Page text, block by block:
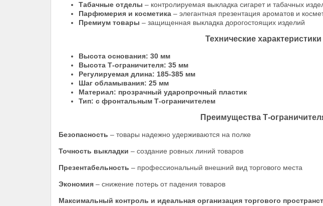
Табачные отделы – контролируемая выкладка сигарет и табачных
Парфюмерия и косметика – элегантная презентация ароматов и
Премиум товары – защищенная выкладка дорогостоящих изделий
Технические характеристики
Высота основания: 30 мм
Высота Т-ограничителя: 35 мм
Регулируемая длина: 185-385 мм
Шаг обламывания: 25 мм
Материал: прозрачный ударопрочный пластик
Тип: с фронтальным Т-ограничителем
Преимущества Т-
Безопасность – товары надежно удерживаются на полке
Точность выкладки – создание ровных линий товаров
Презентабельность – профессиональный внешний вид торгового места
Экономия – снижение потерь от падения товаров
Максимальный контроль и идеальная организация торгового